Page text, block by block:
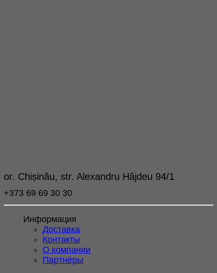
or. Chișinău, str. Alexandru Hâjdeu 94/1
+373 69 69 30 30
Информация
Доставка
Контакты
О компании
Партнёры